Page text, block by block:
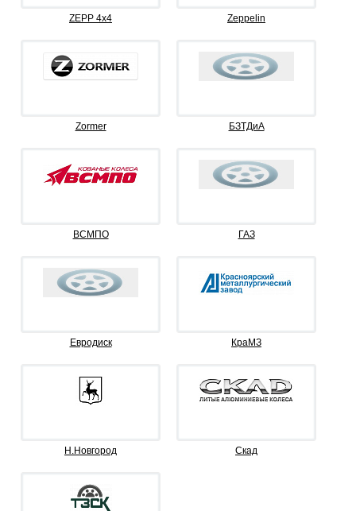
ZEPP 4х4 Zeppelin
Zormer БЗТДиА
ВСМПО ГАЗ
Евродиск КраМЗ
Н.Новгород Скад